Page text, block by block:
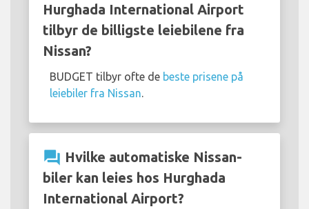
Hurghada International Airport
tilbyr de billigste leiebilene fra
Nissan?
BUDGET tilbyr ofte de beste prisene på
leiebiler fra Nissan
question_answer Hvilke automatiske Nissan-
biler kan leies hos Hurghada
International Airport?